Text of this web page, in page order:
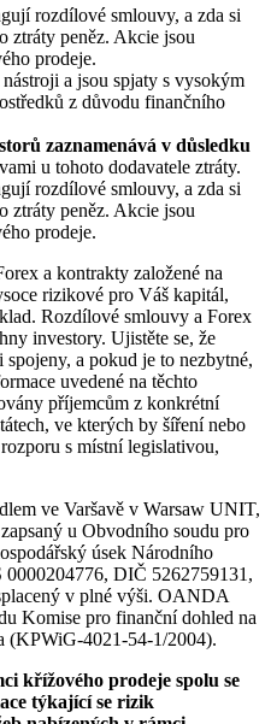
rozdílové smlouvy, a zda si
ztráty peněz. Akcie jsou
prodeje.
a jsou spjaty s vysokým
z důvodu finančního
zaznamenává v důsledku
u tohoto dodavatele ztráty.
rozdílové smlouvy, a zda si
ztráty peněz. Akcie jsou
prodeje.
a kontrakty založené na
rizikové pro Váš kapitál,
Rozdílové smlouvy a Forex
investory. Ujistěte se, že
a pokud je to nezbytné,
uvedené na těchto
příjemcům z konkrétní
ve kterých by šíření nebo
s místní legislativou,
ve Varšavě v Warsaw UNIT,
u Obvodního soudu pro
úsek Národního
DIČ 5262759131,
v plné výši. OANDA
Komise pro finanční dohled na
(KPWiG-4021-54-1/2004).
křížového prodeje spolu se
týkající se rizik